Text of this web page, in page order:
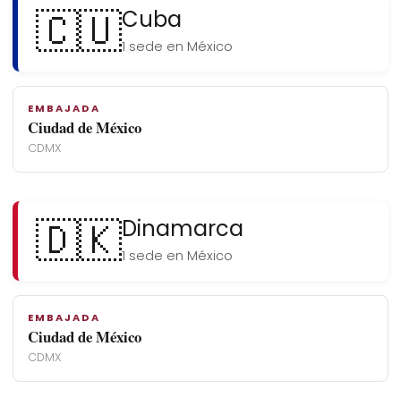
🇨🇺Cuba
1 sede en México
EMBAJADA
Ciudad de México
CDMX
🇩🇰Dinamarca
1 sede en México
EMBAJADA
Ciudad de México
CDMX